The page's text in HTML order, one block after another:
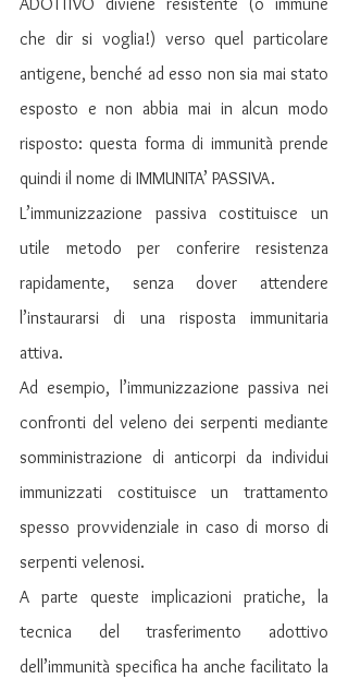
che dir si voglia!) verso quel particolare
antigene, benché ad esso non sia mai stato
esposto e non abbia mai in alcun modo
risposto: questa forma di immunità prende
quindi il nome di IMMUNITA’ PASSIVA.
L’immunizzazione passiva costituisce un
utile metodo per conferire resistenza
rapidamente, senza dover attendere
l’instaurarsi di una risposta immunitaria
attiva.
Ad esempio, l’immunizzazione passiva nei
confronti del veleno dei serpenti mediante
somministrazione di anticorpi da individui
immunizzati costituisce un trattamento
spesso provvidenziale in caso di morso di
serpenti velenosi.
A parte queste implicazioni pratiche, la
tecnica del trasferimento adottivo
dell’immunità specifica ha anche facilitato la